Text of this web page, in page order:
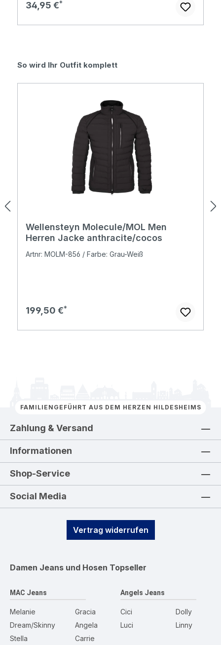
Regulärer Preis:
34,95 €
Produktgalerie überspringen
So wird Ihr Outfit komplett
Wellensteyn Molecule/MOL Men
Herren Jacke anthracite/cocos
Artnr: MOLM-856 / Farbe: Grau-Weiß
Regulärer Preis:
199,50 €
FAMILIENGEFÜHRT AUS DEM HERZEN HILDESHEIMS
Zahlung & Versand
Informationen
Shop-Service
Social Media
Vertrag widerrufen
Damen Jeans und Hosen Topseller
MAC Jeans
Melanie
Dream/Skinny
Stella
Gracia
Angela
Carrie
Angels Jeans
Cici
Luci
Dolly
Linny